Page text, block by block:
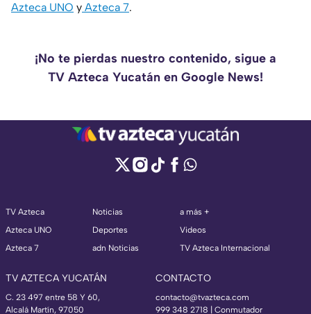
Azteca UNO y Azteca 7.
¡No te pierdas nuestro contenido, sigue a
TV Azteca Yucatán en Google News!
TV Azteca
Azteca UNO
Azteca 7
Noticias
Deportes
adn Noticias
a más +
Videos
TV Azteca Internacional
TV AZTECA YUCATÁN
C. 23 497 entre 58 Y 60,
Alcalá Martín, 97050
CONTACTO
contacto@tvazteca.com
999 348 2718 | Conmutador